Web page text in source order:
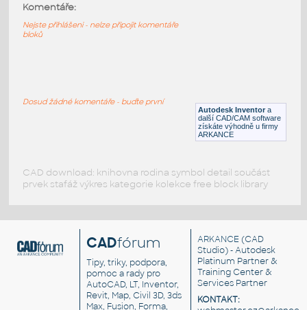
Lego 32000-DkBluishGray
Autodesk Inventor a
další CAD/CAM software
získáte výhodně u firmy
ARKANCE
Komentáře:
Nejste přihlášeni - nelze připojit komentáře
bloků
Dosud žádné komentáře - buďte první
CAD download: knihovna rodina symbol detail součást
prvek stafáž výkres kategorie kolekce free block library
CADfórum
Tipy, triky, podpora,
pomoc a rady pro
AutoCAD, LT, Inventor,
Revit, Map, Civil 3D, 3ds
Max, Fusion, Forma,
ARKANCE (CAD
Studio) - Autodesk
Platinum Partner &
Training Center &
Services Partner
KONTAKT: